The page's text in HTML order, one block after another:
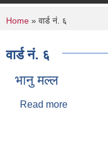
You are here
Home » वार्ड नं. ६
वार्ड नं. ६
भानु मल्ल
Read more